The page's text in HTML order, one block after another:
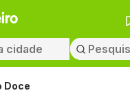
Doce